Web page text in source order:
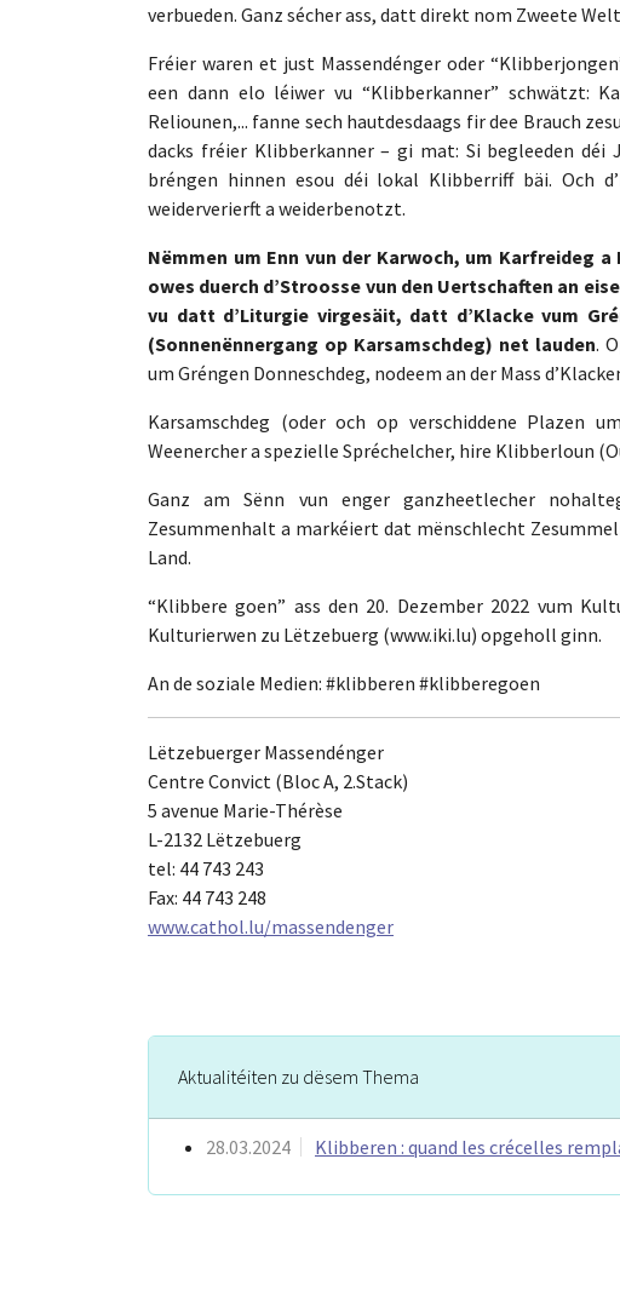
verbueden. Ganz sécher ass, datt direkt nom Zweete
Fréier waren et just Massendénger oder
een dann elo léiwer vu “Klibberkanner” schwätzt:
Reliounen,... fanne sech hautdesdaags fir dee Brauch
dacks fréier Klibberkanner – gi mat: Si begleeden déi
bréngen hinnen esou déi lokal Klibberriff bäi. Och
weiderverierft a weiderbenotzt.
Nëmmen um Enn vun der Karwoch, um Karfreideg
owes duerch d’Stroosse vun den Uertschaften an
vu datt d’Liturgie virgesäit, datt d’Klacke vum
(Sonnenënnergang op Karsamschdeg) net lauden.
um Gréngen Donneschdeg, nodeem an der Mass
Karsamschdeg (oder och op verschiddene Plazen
Weenercher a spezielle Spréchelcher, hire Klibberloun
Ganz am Sënn vun enger ganzheetlecher
Zesummenhalt a markéiert dat mënschlecht
Land.
“Klibbere goen” ass den 20. Dezember 2022 vum
Kulturierwen zu Lëtzebuerg (www.iki.lu) opgeholl ginn.
An de soziale Medien: #klibberen #klibberegoen
Lëtzebuerger Massendénger
Centre Convict (Bloc A, 2.Stack)
5 avenue Marie-Thérèse
L-2132 Lëtzebuerg
tel: 44 743 243
Fax: 44 743 248
www.cathol.lu/massendenger
Aktualitéiten zu dësem Thema
28.03.2024 Klibberen : quand les crécelles